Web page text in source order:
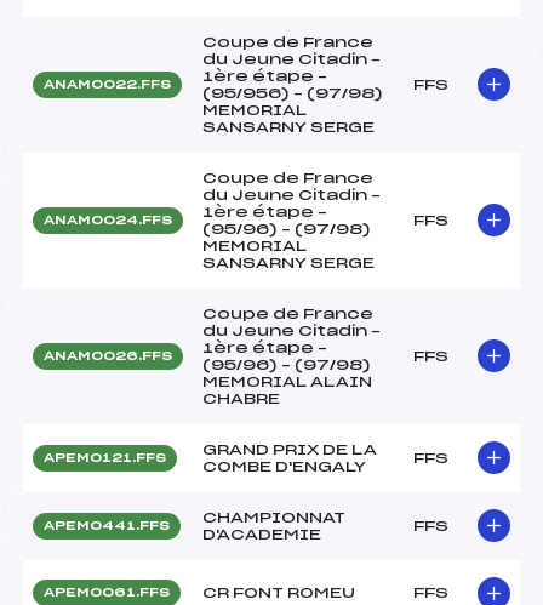
ANAM0022.FFS
Coupe de France
du Jeune Citadin –
1ère étape –
(95/956) – (97/98)
MEMORIAL
SANSARNY SERGE
FFS
ANAM0024.FFS
Coupe de France
du Jeune Citadin –
1ère étape –
(95/96) – (97/98)
MEMORIAL
SANSARNY SERGE
FFS
ANAM0026.FFS
Coupe de France
du Jeune Citadin –
1ère étape –
(95/96) – (97/98)
MEMORIAL ALAIN
CHABRE
FFS
APEM0121.FFS
GRAND PRIX DE LA
COMBE D'ENGALY
FFS
APEM0441.FFS
CHAMPIONNAT
D'ACADEMIE
FFS
APEM0061.FFS CR FONT ROMEU FFS